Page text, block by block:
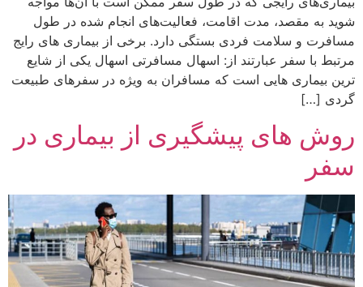
شوید به مقصد، مدت اقامت، فعالیت‌های انجام شده در طول
مسافرت و سلامت فردی بستگی دارد. برخی از بیماری های رایج
مرتبط با سفر عبارتند از: اسهال مسافرتی اسهال یکی از شایع
ترین بیماری هایی است که مسافران به ویژه در سفرهای طبیعت
گردی […]
روش های پیشگیری از بیماری در
سفر